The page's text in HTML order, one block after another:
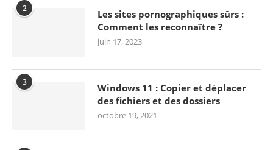
2
Les sites pornographiques sûrs :
Comment les reconnaître ?
juin 17, 2023
3
Windows 11 : Copier et déplacer
des fichiers et des dossiers
octobre 19, 2021